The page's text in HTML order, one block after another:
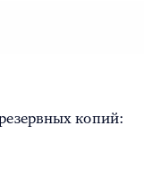
копий: